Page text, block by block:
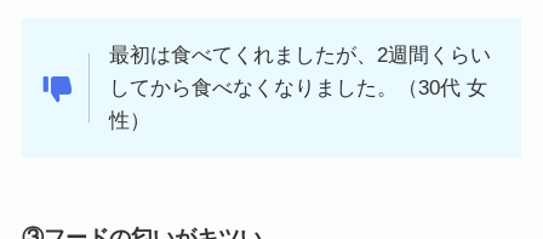
最初は食べてくれましたが、2週間くらい
してから食べなくなりました。（30代 女
性）